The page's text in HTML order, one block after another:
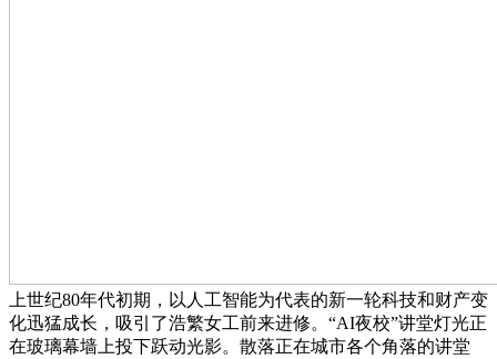
上世纪80年代初期，以人工智能为代表的新一轮科技和财产变
化迅猛成长，吸引了浩繁女工前来进修。“AI夜校”讲堂灯光正
在玻璃幕墙上投下跃动光影。散落正在城市各个角落的讲堂